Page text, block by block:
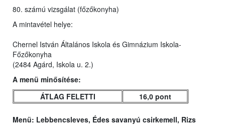
80. számú vizsgálat (főzőkonyha)
A mintavétel helye:
Chernel István Általános Iskola és Gimnázium Iskola-
Főzőkonyha
(2484 Agárd, Iskola u. 2.)
A menü minősítése:
ÁTLAG FELETTI
16,0 pont
Menü: Lebbencsleves, Édes savanyú csirkemell, Rizs